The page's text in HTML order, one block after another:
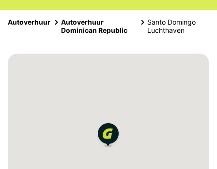
Autoverhuur
Autoverhuur
Dominican Republic
Santo Domingo
Luchthaven